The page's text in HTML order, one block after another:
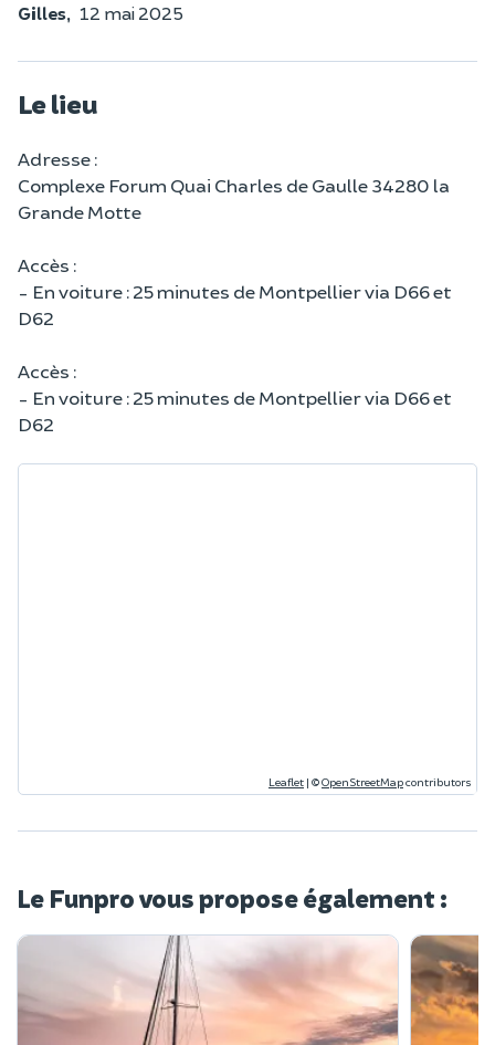
Gilles, 12 mai 2025
Le lieu
Adresse :
Complexe Forum Quai Charles de Gaulle 34280 la
Grande Motte
Accès :
- En voiture : 25 minutes de Montpellier via D66 et
D62
Accès :
- En voiture : 25 minutes de Montpellier via D66 et
D62
Leaflet | ©OpenStreetMapcontributors
Le Funpro vous propose également :